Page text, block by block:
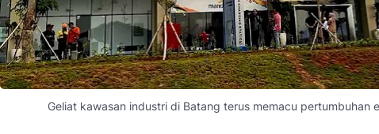
Geliat kawasan industri di Batang terus memacu pertumbuhan